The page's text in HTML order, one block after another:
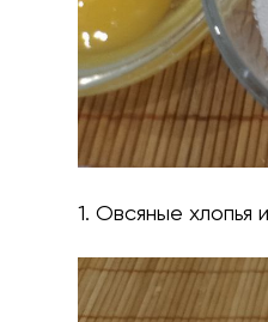
1. Овсяные хлопья